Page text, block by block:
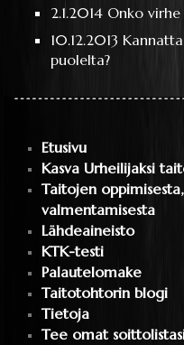
2.1.2014 Onko
10.12.2013
puolelta?
Etusivu
Kasva Urheilijaksi
Taitojen
valmentamisesta
Lähdeaineisto
KTK-testi
Palautelomake
Taitotohtorin blogi
Tietoja
Tee omat